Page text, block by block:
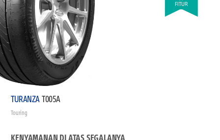
FITUR
TURANZAT005A
Touring